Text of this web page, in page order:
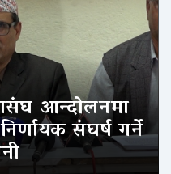
आन्दोलनमा
संघर्ष गर्ने